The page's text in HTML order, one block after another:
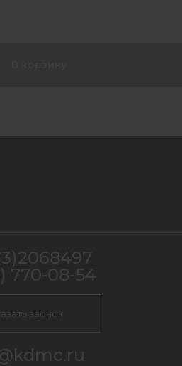
770-08-54
звонок